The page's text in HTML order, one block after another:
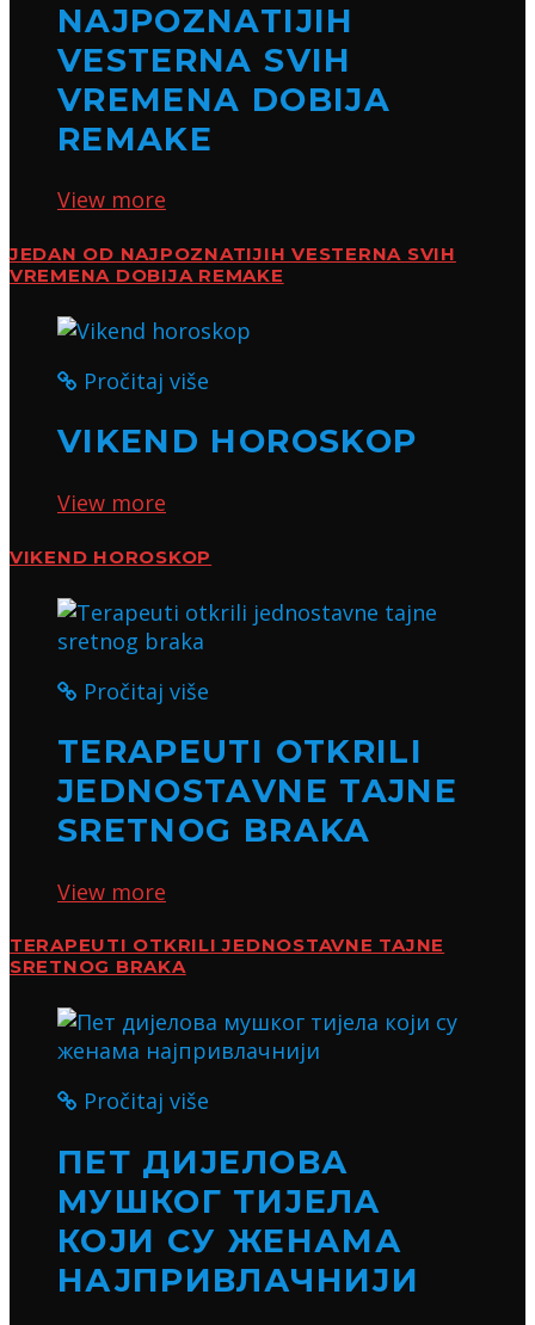
NAJPOZNATIJIH
VESTERNA SVIH
VREMENA DOBIJA
REMAKE
View more
JEDAN OD NAJPOZNATIJIH VESTERNA SVIH
VREMENA DOBIJA REMAKE
Pročitaj više
VIKEND HOROSKOP
View more
VIKEND HOROSKOP
Pročitaj više
TERAPEUTI OTKRILI
JEDNOSTAVNE TAJNE
SRETNOG BRAKA
View more
TERAPEUTI OTKRILI JEDNOSTAVNE TAJNE
SRETNOG BRAKA
Pročitaj više
ПЕТ ДИЈЕЛОВА
МУШКОГ ТИЈЕЛА
КОЈИ СУ ЖЕНАМА
НАЈПРИВЛАЧНИЈИ